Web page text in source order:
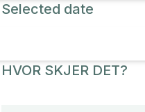
Selected date
HVOR SKJER DET?